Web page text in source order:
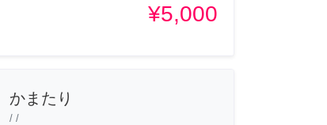
¥5,000
かまたり
/ /